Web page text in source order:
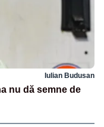
Iulian Budusan
nu dă semne de